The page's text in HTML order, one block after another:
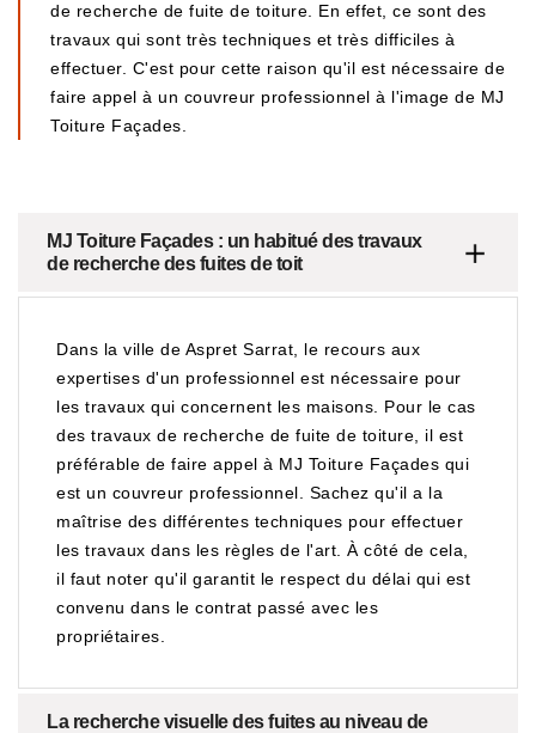
de recherche de fuite de toiture. En effet, ce sont des
travaux qui sont très techniques et très difficiles à
effectuer. C'est pour cette raison qu'il est nécessaire de
faire appel à un couvreur professionnel à l'image de MJ
Toiture Façades.
MJ Toiture Façades : un habitué des travaux
de recherche des fuites de toit
Dans la ville de Aspret Sarrat, le recours aux
expertises d'un professionnel est nécessaire pour
les travaux qui concernent les maisons. Pour le cas
des travaux de recherche de fuite de toiture, il est
préférable de faire appel à MJ Toiture Façades qui
est un couvreur professionnel. Sachez qu'il a la
maîtrise des différentes techniques pour effectuer
les travaux dans les règles de l'art. À côté de cela,
il faut noter qu'il garantit le respect du délai qui est
convenu dans le contrat passé avec les
propriétaires.
La recherche visuelle des fuites au niveau de